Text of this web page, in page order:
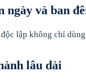
ngày và ban
lập không chỉ
lâu dài